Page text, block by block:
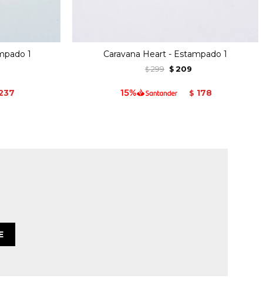
1 Caravana Heart - Estampado 1
$ 299 $ 209
$ 178